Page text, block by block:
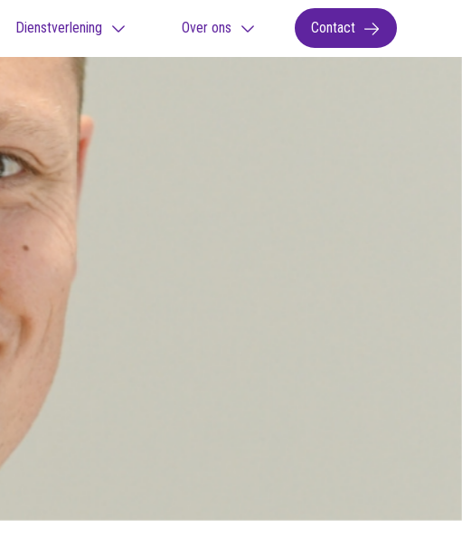
Dienstverlening Over ons Contact